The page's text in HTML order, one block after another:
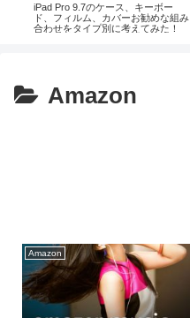
iPad Pro 9.7のケース、キーボー
ド、フィルム、カバーお勧めな組み
合わせをタイプ別に考えてみた！
Amazon
Amazon